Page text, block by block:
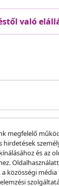
való
megfelelő
és az
közösségi